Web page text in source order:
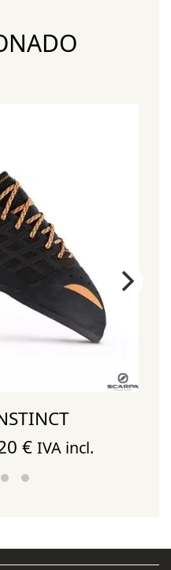
€.
€El
135,20 €.
IVA incl.